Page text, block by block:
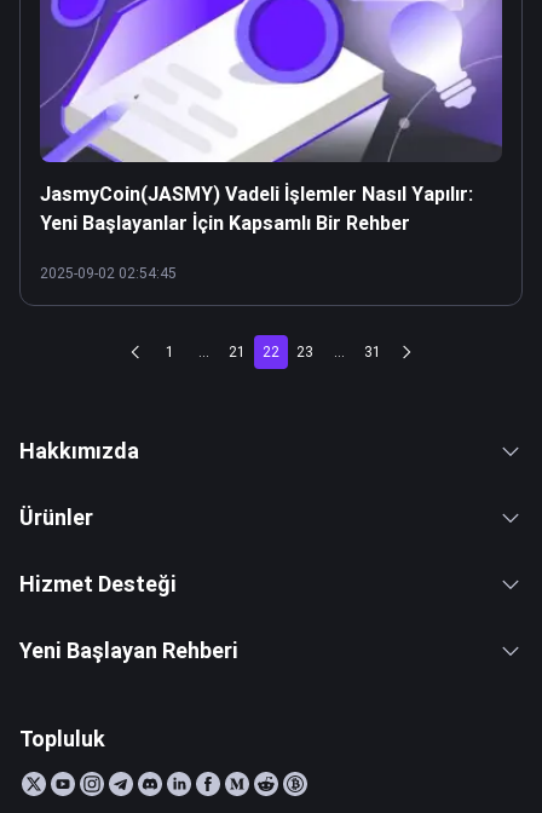
JasmyCoin(JASMY) Vadeli İşlemler Nasıl Yapılır:
Yeni Başlayanlar İçin Kapsamlı Bir Rehber
2025-09-02 02:54:45
1 ... 21 22 23 ... 31
Hakkımızda
Ürünler
Hizmet Desteği
Yeni Başlayan Rehberi
Topluluk